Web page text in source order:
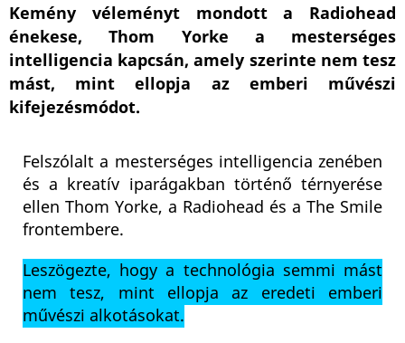
Kemény véleményt mondott a Radiohead
énekese, Thom Yorke a mesterséges
intelligencia kapcsán, amely szerinte nem tesz
mást, mint ellopja az emberi művészi
kifejezésmódot.
Felszólalt a mesterséges intelligencia zenében
és a kreatív iparágakban történő térnyerése
ellen Thom Yorke, a Radiohead és a The Smile
frontembere.
Leszögezte, hogy a technológia semmi mást
nem tesz, mint ellopja az eredeti emberi
művészi alkotásokat.